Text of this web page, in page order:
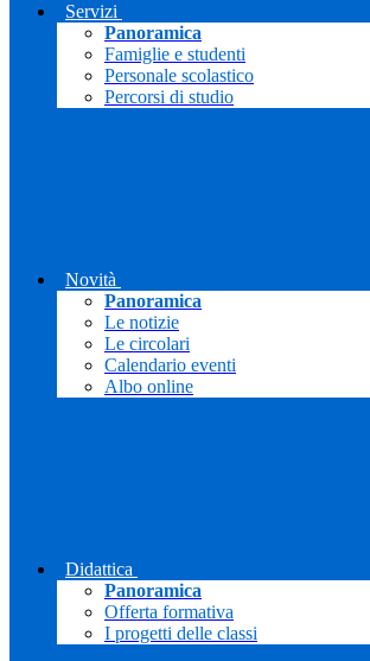
Servizi
Panoramica
Famiglie e studenti
Personale scolastico
Percorsi di studio
Novità
Panoramica
Le notizie
Le circolari
Calendario eventi
Albo online
Didattica
Panoramica
Offerta formativa
I progetti delle classi